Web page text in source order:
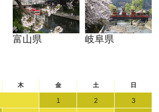
富山県 岐阜県
木 金 土 日
1 2 3